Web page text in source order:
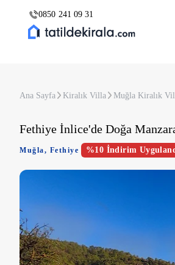
0850 241 09 31
Ana Sayfa Kiralık Villa Muğla Kiralık
Fethiye İnlice'de Doğa
Muğla, Fethiye %10 İndirim